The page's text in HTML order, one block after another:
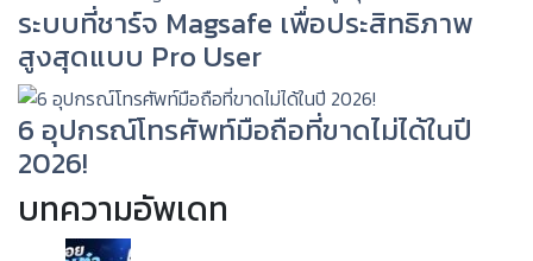
ระบบที่ชาร์จ Magsafe เพื่อประสิทธิภาพ
สูงสุดแบบ Pro User
6 อุปกรณ์โทรศัพท์มือถือที่ขาดไม่ได้ในปี
2026!
บทความอัพเดท